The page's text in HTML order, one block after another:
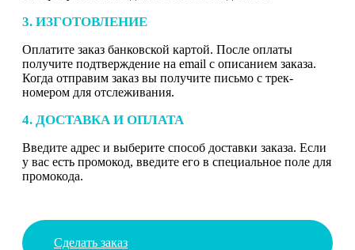
3. ИЗГОТОВЛЕНИЕ
Оплатите заказ банковской картой. После оплаты
получите подтверждение на email с описанием заказа.
Когда отправим заказ вы получите письмо с трек-
номером для отслеживания.
4. ДОСТАВКА И ОПЛАТА
Введите адрес и выберите способ доставки заказа. Если
у вас есть промокод, введите его в специальное поле для
промокода.
Сделать заказ